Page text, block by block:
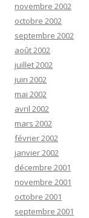
novembre 2002
octobre 2002
septembre 2002
août 2002
juillet 2002
juin 2002
mai 2002
avril 2002
mars 2002
février 2002
janvier 2002
décembre 2001
novembre 2001
octobre 2001
septembre 2001